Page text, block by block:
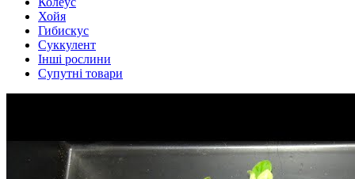
Хойя
Гибискус
Суккулент
Інші рослини
Супутні товари